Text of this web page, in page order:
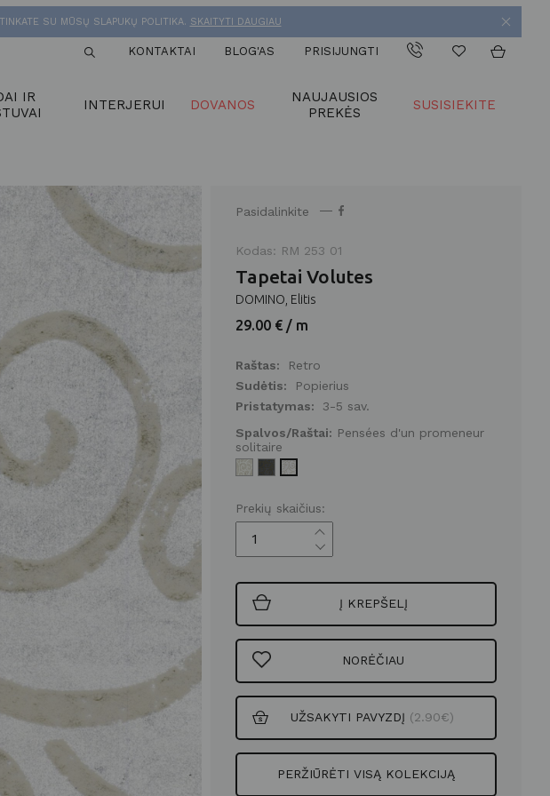
SU MŪSŲ SLAPUKŲ POLITIKA. SKAITYTI DAUGIAU
KONTAKTAI BLOG'AS PRISIJUNGTI
IR
INTERJERUI DOVANOS
NAUJAUSIOS
PREKĖS
SUSISIEKITE
Pasidalinkite
Kodas: RM 253 01
Tapetai Volutes
DOMINO, Elitis
29.00 € / m
Raštas:
Retro
Sudėtis:
Popierius
Pristatymas:
3-5 sav.
Spalvos/Raštai: Pensées d'un promeneur
solitaire
Prekių skaičius:
Į KREPŠELĮ
NORĖČIAU
UŽSAKYTI PAVYZDĮ (2.90€)
PERŽIŪRĖTI VISĄ KOLEKCIJĄ